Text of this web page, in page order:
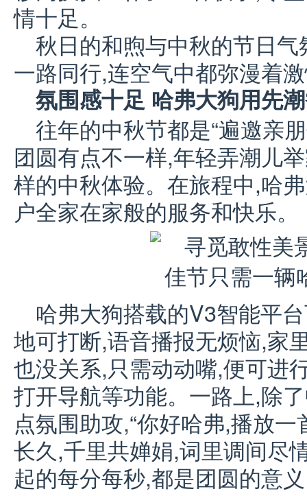
情十足。
秋日的和煦与中秋的节日
一路同行,连空气中都弥漫着
氛围感十足 哈弗大狗用先
往年的中秋节都是“遍邀亲
团圆有点不一样,年轻弄潮儿
样的中秋体验。在旅程中,哈
户全家在家般的服务和快乐。
哈弗大狗搭载的V3智能平
地可打断,语音播报无烦恼,家
也没关系,只需动动嘴,便可进
打开导航等功能。一路上,除
点氛围助攻,“你好哈弗,播放
长久,千里共婵娟,词里调间尽
起的每分每秒,都是团圆的意